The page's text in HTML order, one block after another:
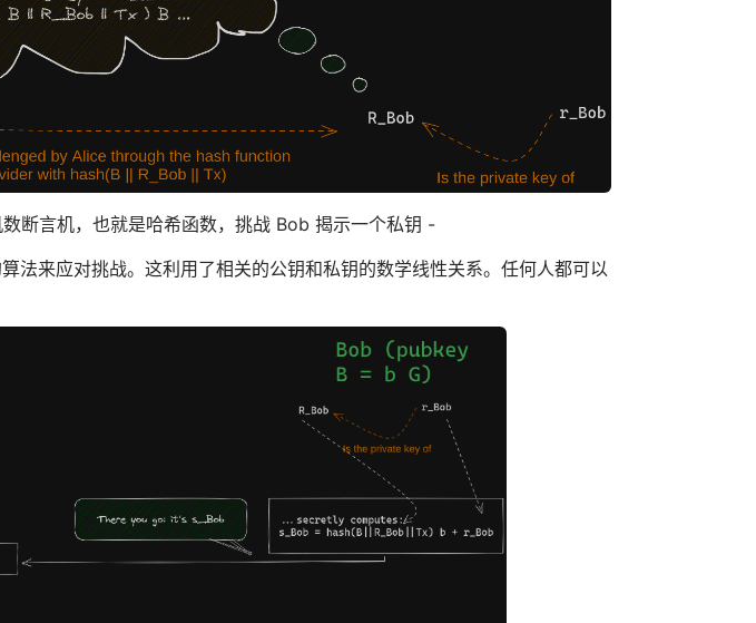
断言机，也就是哈希函数，挑战 Bob 揭示一个私钥 -
法来应对挑战。这利用了相关的公钥和私钥的数学线性关系。任何人都可以